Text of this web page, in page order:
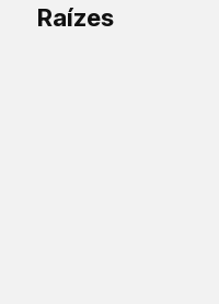
Raízes